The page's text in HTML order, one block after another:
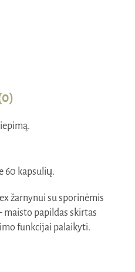
60 kapsulių.
žarnynui su sporinėmis
maisto papildas skirtas
funkcijai palaikyti.